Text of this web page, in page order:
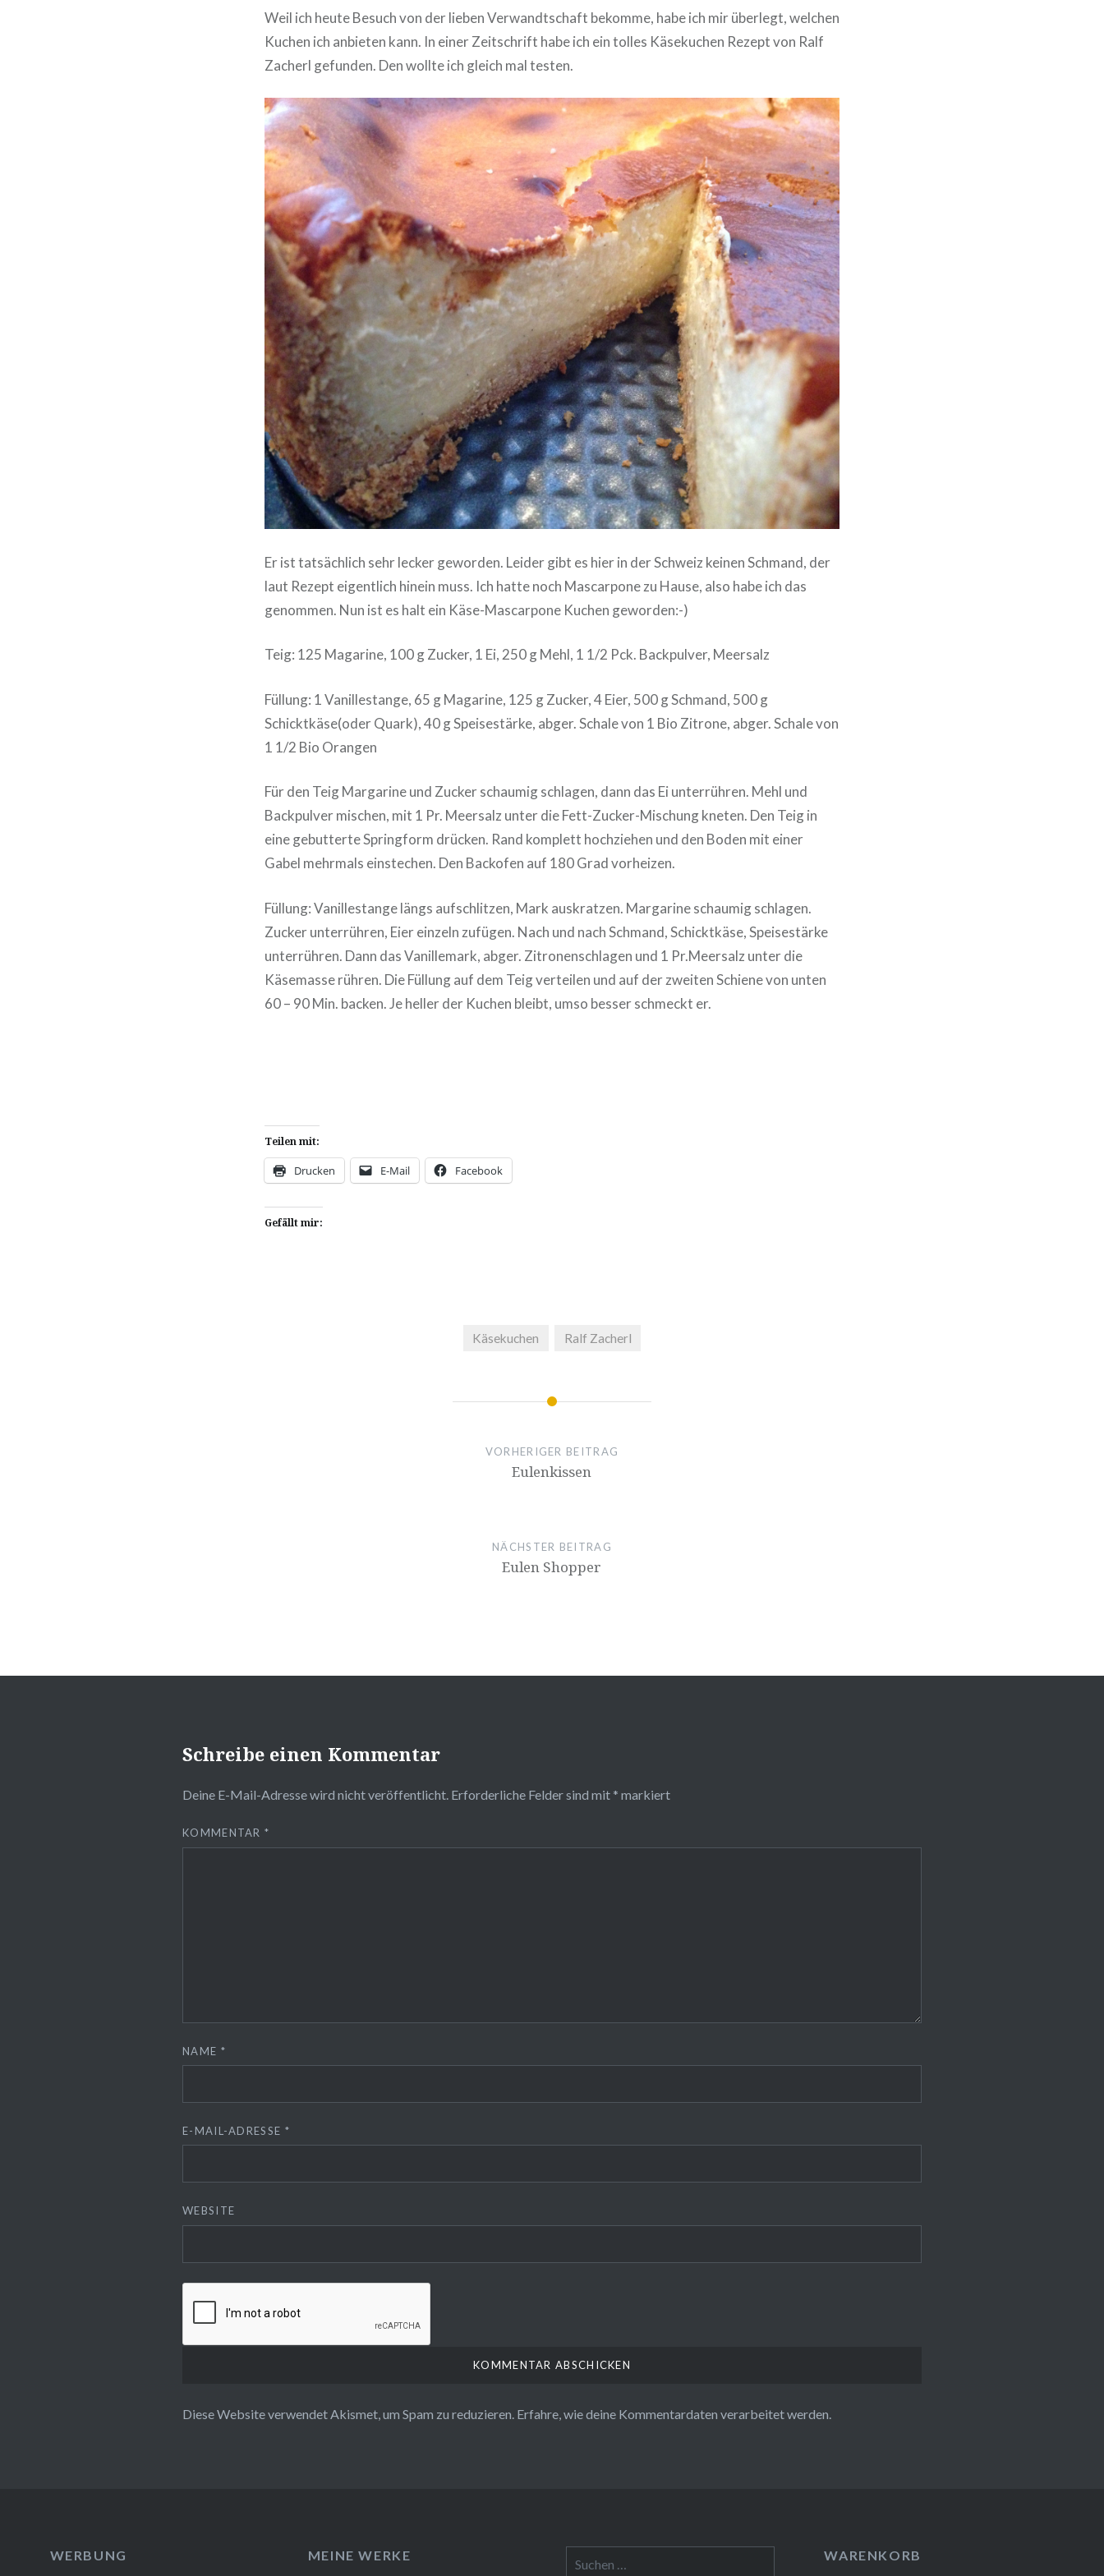
Weil ich heute Besuch von der lieben Verwandtschaft bekomme, habe ich mir überlegt, welchen
Kuchen ich anbieten kann. In einer Zeitschrift habe ich ein tolles Käsekuchen Rezept von Ralf
Zacherl gefunden. Den wollte ich gleich mal testen.
Er ist tatsächlich sehr lecker geworden. Leider gibt es hier in der Schweiz keinen Schmand, der
laut Rezept eigentlich hinein muss. Ich hatte noch Mascarpone zu Hause, also habe ich das
genommen. Nun ist es halt ein Käse-Mascarpone Kuchen geworden:-)
Teig: 125 Magarine, 100 g Zucker, 1 Ei, 250 g Mehl, 1 1/2 Pck. Backpulver, Meersalz
Füllung: 1 Vanillestange, 65 g Magarine, 125 g Zucker, 4 Eier, 500 g Schmand, 500 g
Schicktkäse(oder Quark), 40 g Speisestärke, abger. Schale von 1 Bio Zitrone, abger. Schale von
1 1/2 Bio Orangen
Für den Teig Margarine und Zucker schaumig schlagen, dann das Ei unterrühren. Mehl und
Backpulver mischen, mit 1 Pr. Meersalz unter die Fett-Zucker-Mischung kneten. Den Teig in
eine gebutterte Springform drücken. Rand komplett hochziehen und den Boden mit einer
Gabel mehrmals einstechen. Den Backofen auf 180 Grad vorheizen.
Füllung: Vanillestange längs aufschlitzen, Mark auskratzen. Margarine schaumig schlagen.
Zucker unterrühren, Eier einzeln zufügen. Nach und nach Schmand, Schicktkäse, Speisestärke
unterrühren. Dann das Vanillemark, abger. Zitronenschlagen und 1 Pr.Meersalz unter die
Käsemasse rühren. Die Füllung auf dem Teig verteilen und auf der zweiten Schiene von unten
60 – 90 Min. backen. Je heller der Kuchen bleibt, umso besser schmeckt er.
Teilen mit:
Drucken E-Mail Facebook
Gefällt mir:
Käsekuchen Ralf Zacherl
VORHERIGER BEITRAG
Eulenkissen
NÄCHSTER BEITRAG
Eulen Shopper
Schreibe einen Kommentar
Deine E-Mail-Adresse wird nicht veröffentlicht. Erforderliche Felder sind mit * markiert
KOMMENTAR*
NAME *
E-MAIL-ADRESSE *
WEBSITE
Diese Website verwendet Akismet, um Spam zu reduzieren. Erfahre, wie deine Kommentardaten verarbeitet werden.
WERBUNG MEINE WERKE WARENKORB